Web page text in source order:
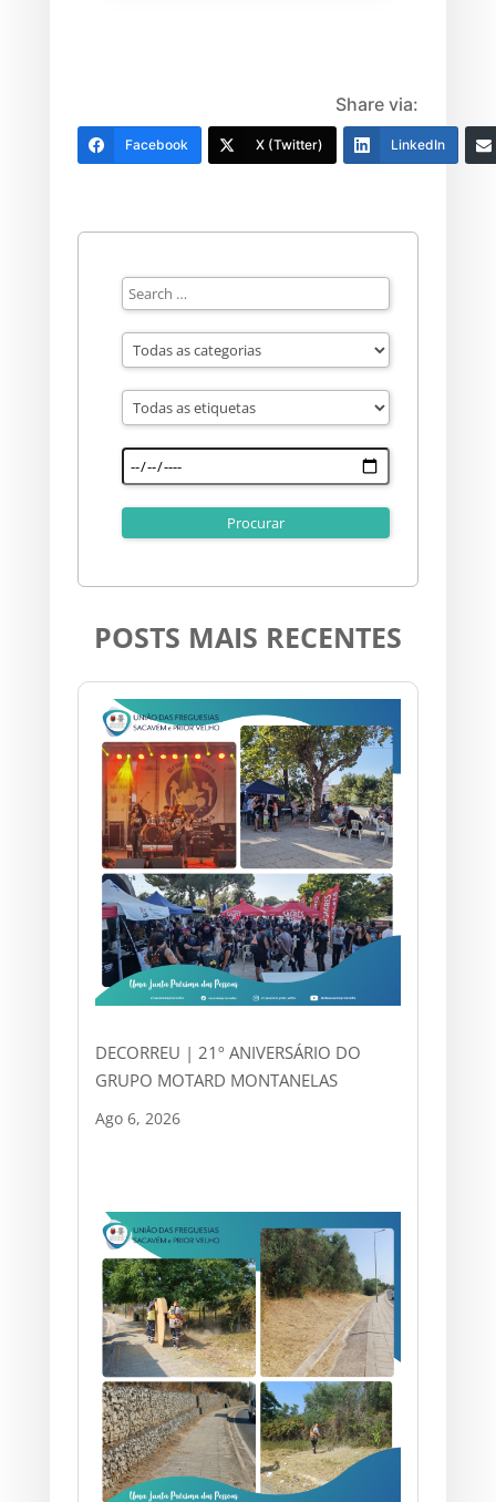
Share via:
Facebook X (Twitter) LinkedIn
POSTS MAIS RECENTES
DECORREU | 21º ANIVERSÁRIO DO
GRUPO MOTARD MONTANELAS
Ago 6, 2026